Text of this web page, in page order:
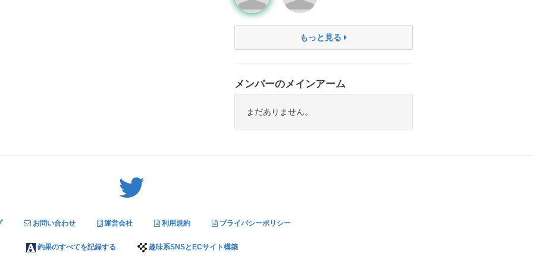
もっと見る
メンバーのメインアーム
まだありません。
お問い合わせ 運営会社 利用規約 プライバシーポリシー
釣果のすべてを記録する 趣味系SNSとECサイト構築